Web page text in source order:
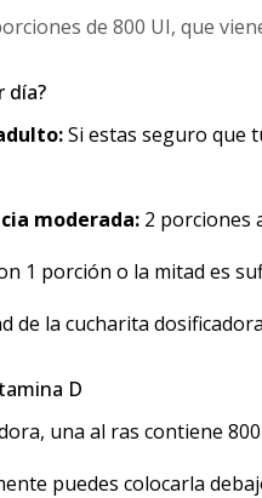
de 800 UI, que
día?
Si estas seguro que
moderada: 2 porciones
1 porción o la mitad es
de la cucharita
D
una al ras contiene
puedes colocarla